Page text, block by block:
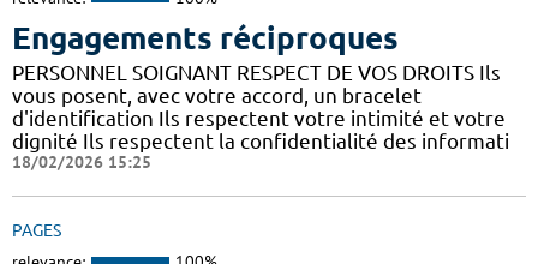
Engagements réciproques
PERSONNEL SOIGNANT RESPECT DE VOS DROITS Ils
vous posent, avec votre accord, un bracelet
d'identification Ils respectent votre intimité et votre
dignité Ils respectent la confidentialité des informati
18/02/2026 15:25
PAGES